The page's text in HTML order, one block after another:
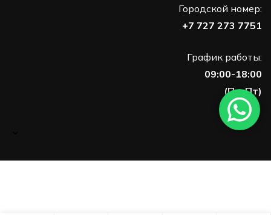
Городской номер:
+7 727 273 7751
График работы:
09:00-18:00
(Пн-Пт)